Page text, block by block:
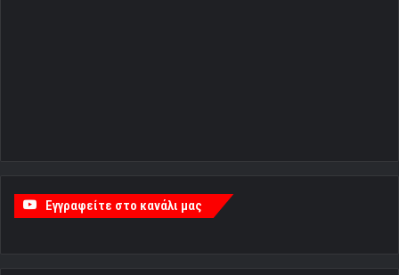
Εγγραφείτε στο κανάλι μας